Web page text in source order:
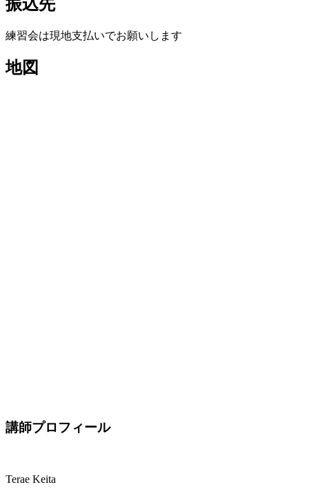
振込先
練習会は現地支払いでお願いします
地図
講師プロフィール
Terae Keita